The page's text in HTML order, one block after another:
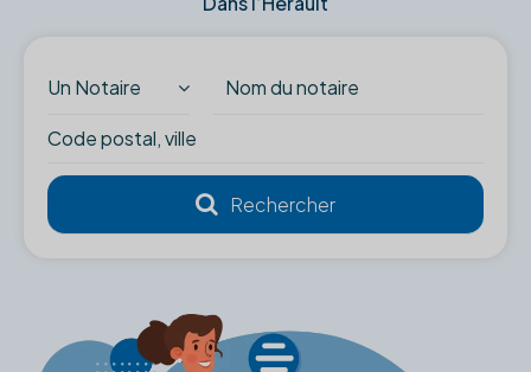
Un Notaire